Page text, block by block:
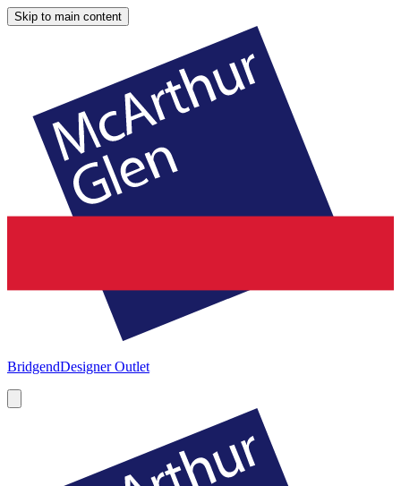
Skip to main content
BridgendDesigner Outlet